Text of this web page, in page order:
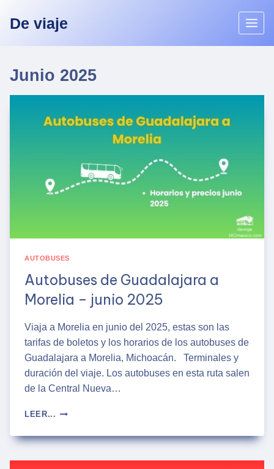
De viaje
Junio 2025
AUTOBUSES
Autobuses de Guadalajara a
Morelia – junio 2025
Viaja a Morelia en junio del 2025, estas son las
tarifas de boletos y los horarios de los autobuses de
Guadalajara a Morelia, Michoacán. Terminales y
duración del viaje. Los autobuses en esta ruta salen
de la Central Nueva…
LEER... AUTOBUSES
GUADALAJARA
MORELIA